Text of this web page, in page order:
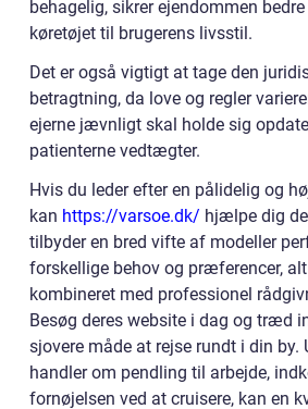
behagelig, sikrer ejendommen
køretøjet til brugerens livsstil.
Det er også vigtigt at tage den
betragtning, da love og regler
ejerne jævnligt skal holde sig
patienterne vedtægter.
Hvis du leder efter en pålidelig og
kan https://varsoe.dk/ hjælpe dig
tilbyder en bred vifte af modeller
forskellige behov og præferencer,
kombineret med professionel
Besøg deres website i dag og træd
sjovere måde at rejse rundt i din by.
handler om pendling til arbejde,
fornøjelsen ved at cruisere, kan en